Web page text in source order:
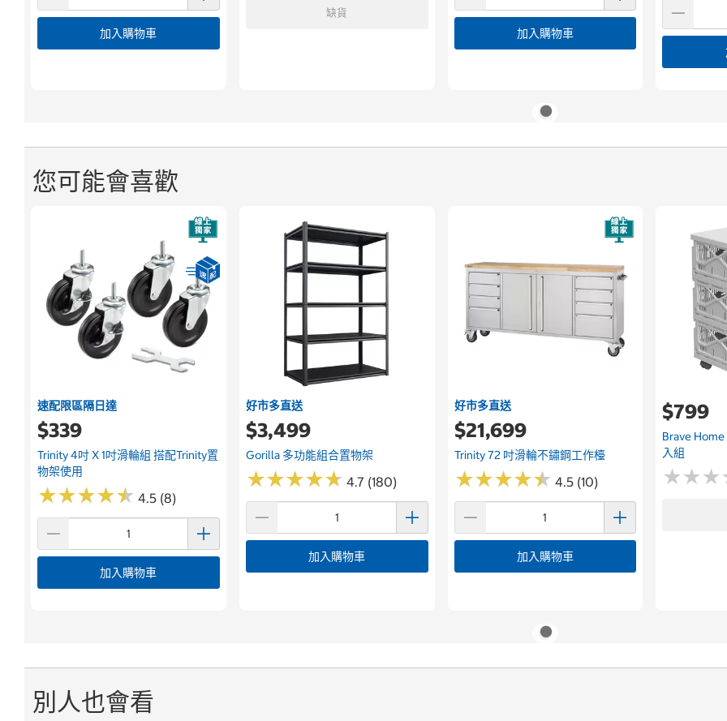
加入購物車
缺貨
加入購物車
您可能會喜歡
速配限區隔日達
$339
Trinity 4吋 X 1吋滑輪組 搭配Trinity置
物架使用
★★★★★
★★★★★ 4.5 (8)
加入購物車
好市多直送
$3,499
Gorilla 多功能組合置物架
★★★★★
★★★★★ 4.7 (180)
加入購物車
好市多直送
$21,699
Trinity 72 吋滑輪不鏽鋼工作檯
★★★★★
★★★★★ 4.5 (10)
加入購物車
$799
Brave
入組
★★★
★★★
別人也會看